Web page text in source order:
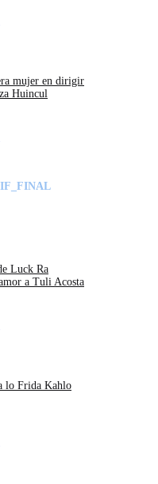
mujer en dirigir
Huincul
Luck Ra
a Tuli Acosta
lo Frida Kahlo